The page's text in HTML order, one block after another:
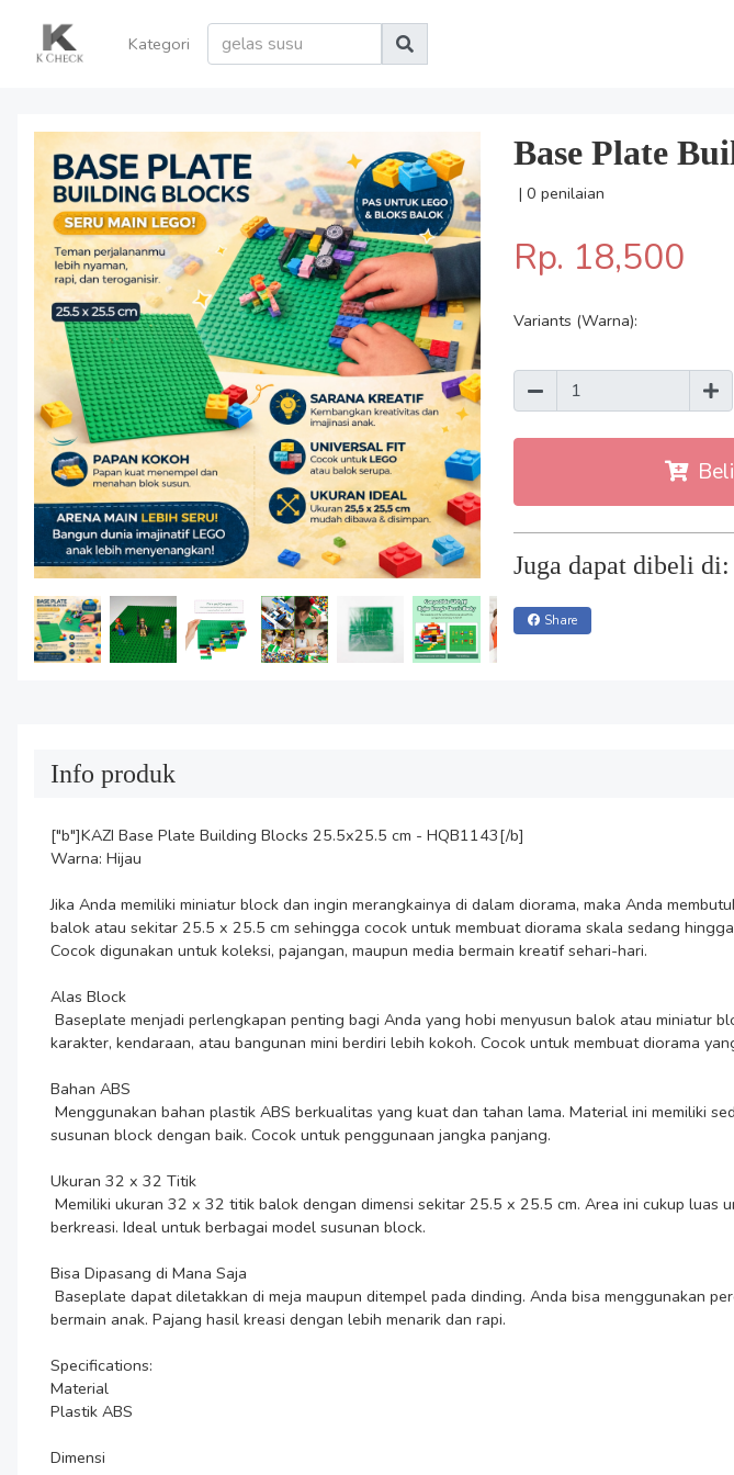
Kategori
Base Plate
| 0 penilaian
Rp. 18,500
Variants (Warna):
Juga dapat dibeli di:
Share
Info produk
["b"]KAZI Base Plate Building Blocks 25.5x25.5 cm - HQB1143[/b]
Warna: Hijau
Jika Anda memiliki miniatur block dan ingin merangkainya di dalam diorama, maka Anda
balok atau sekitar 25.5 x 25.5 cm sehingga cocok untuk membuat diorama skala sedang
Cocok digunakan untuk koleksi, pajangan, maupun media bermain kreatif sehari-hari.
Alas Block
karakter, kendaraan, atau bangunan mini berdiri lebih kokoh. Cocok untuk membuat diorama
Bahan ABS
susunan block dengan baik. Cocok untuk penggunaan jangka panjang.
Ukuran 32 x 32 Titik
berkreasi. Ideal untuk berbagai model susunan block.
Bisa Dipasang di Mana Saja
bermain anak. Pajang hasil kreasi dengan lebih menarik dan rapi.
Specifications:
Material
Plastik ABS
Dimensi